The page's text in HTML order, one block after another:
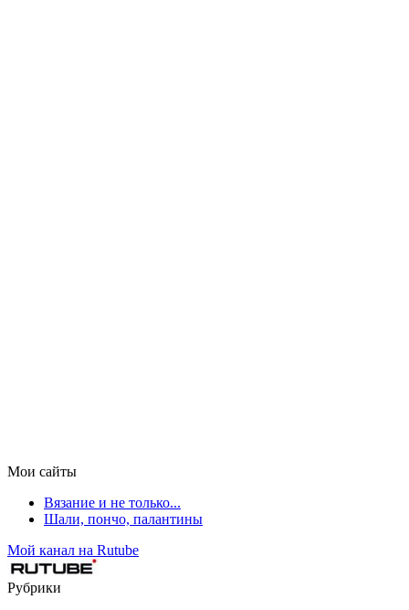
Мои сайты
Вязание и не только...
Шали, пончо, палантины
Мой канал на Rutube
Рубрики